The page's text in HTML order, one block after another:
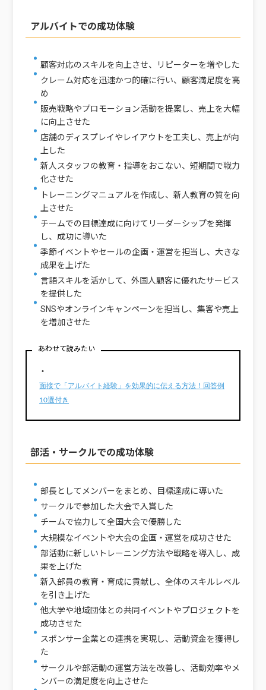
アルバイトでの成功体験
顧客対応のスキルを向上させ、リピーターを増やした
クレーム対応を迅速かつ的確に行い、顧客満足度を高
め
販売戦略やプロモーション活動を提案し、売上を大幅
に向上させた
店舗のディスプレイやレイアウトを工夫し、売上が向
上した
新人スタッフの教育・指導をおこない、短期間で戦力
化させた
トレーニングマニュアルを作成し、新人教育の質を向
上させた
チームでの目標達成に向けてリーダーシップを発揮
し、成功に導いた
季節イベントやセールの企画・運営を担当し、大きな
成果を上げた
言語スキルを活かして、外国人顧客に優れたサービス
を提供した
SNSやオンラインキャンペーンを担当し、集客や売上
を増加させた
あわせて読みたい
・
面接で「アルバイト経験」を効果的に伝える方法！回答例
10選付き
部活・サークルでの成功体験
部長としてメンバーをまとめ、目標達成に導いた
サークルで参加した大会で入賞した
チームで協力して全国大会で優勝した
大規模なイベントや大会の企画・運営を成功させた
部活動に新しいトレーニング方法や戦略を導入し、成
果を上げた
新入部員の教育・育成に貢献し、全体のスキルレベル
を引き上げた
他大学や地域団体との共同イベントやプロジェクトを
成功させた
スポンサー企業との連携を実現し、活動資金を獲得し
た
サークルや部活動の運営方法を改善し、活動効率やメ
ンバーの満足度を向上させた